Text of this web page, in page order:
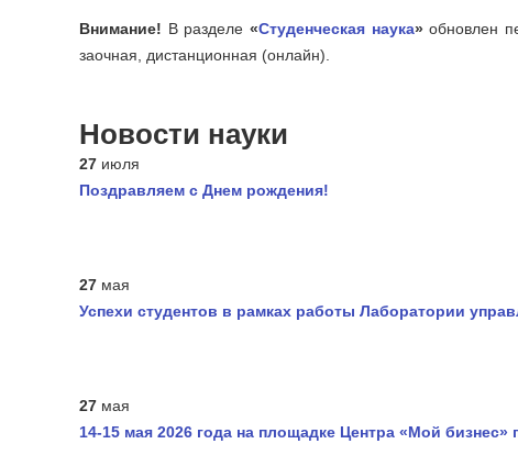
Внимание! В разделе «Студенческая наука»обновлен
заочная, дистанционная (онлайн).
Новости науки
27 июля
Поздравляем с Днем рождения!
27 мая
Успехи студентов в рамках работы Лаборатории
27 мая
14-15 мая 2026 года на площадке Центра «Мой